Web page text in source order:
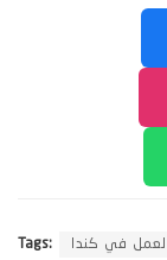
Tags: العمل في كندا